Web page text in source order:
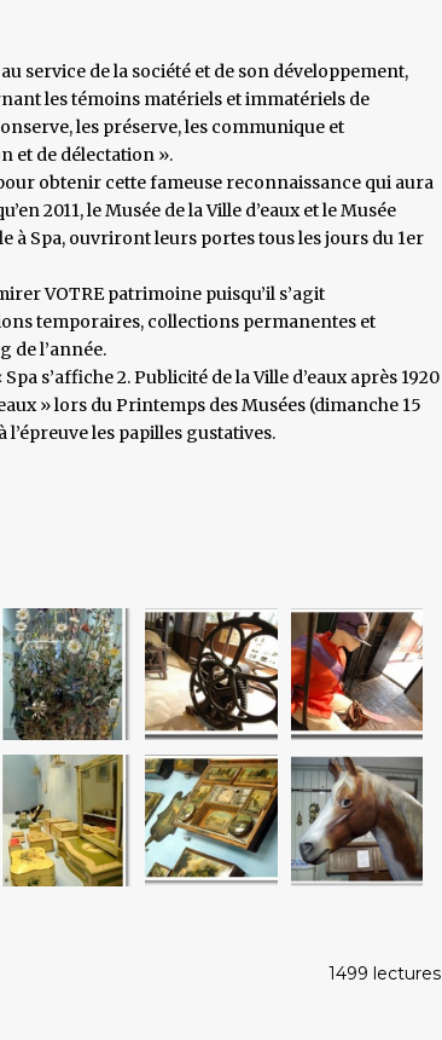
service de la société et de son développement,
les témoins matériels et immatériels de
les préserve, les communique et
et de délectation ».
obtenir cette fameuse reconnaissance qui aura
2011, le Musée de la Ville d’eaux et le Musée
à Spa, ouvriront leurs portes tous les jours du 1er
VOTRE patrimoine puisqu’il s’agit
temporaires, collections permanentes et
de l’année.
s’affiche 2. Publicité de la Ville d’eaux après 1920
» lors du Printemps des Musées (dimanche 15
les papilles gustatives.
1499 lectures